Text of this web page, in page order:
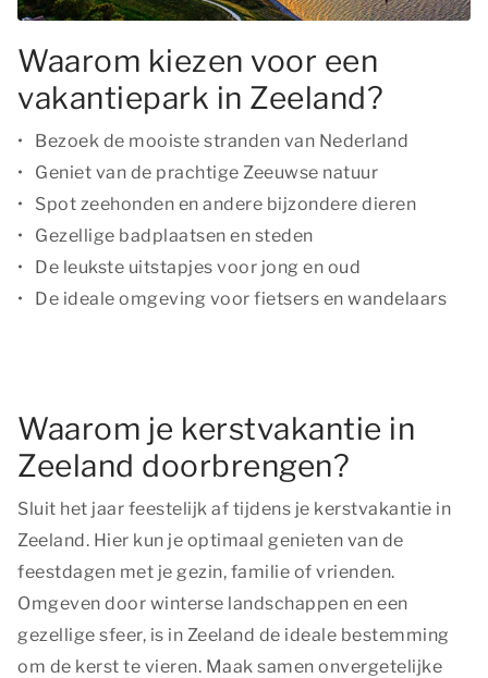
Waarom kiezen voor een
vakantiepark in Zeeland?
Bezoek de mooiste stranden van Nederland
Geniet van de prachtige Zeeuwse natuur
Spot zeehonden en andere bijzondere dieren
Gezellige badplaatsen en steden
De leukste uitstapjes voor jong en oud
De ideale omgeving voor fietsers en wandelaars
Waarom je kerstvakantie in
Zeeland doorbrengen?
Sluit het jaar feestelijk af tijdens je kerstvakantie in
Zeeland. Hier kun je optimaal genieten van de
feestdagen met je gezin, familie of vrienden.
Omgeven door winterse landschappen en een
gezellige sfeer, is in Zeeland de ideale bestemming
om de kerst te vieren. Maak samen onvergetelijke